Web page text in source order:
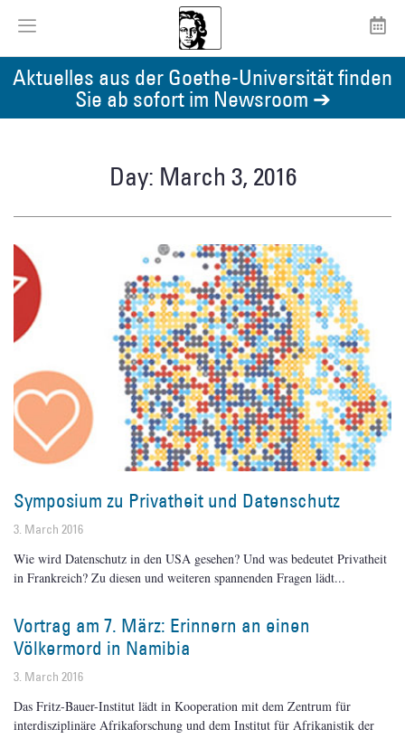
Aktuelles aus der Goethe-Universität finden
Sie ab sofort im Newsroom ➔
Day: March 3, 2016
Symposium zu Privatheit und Datenschutz
3. March 2016
Wie wird Datenschutz in den USA gesehen? Und was bedeutet Privatheit
in Frankreich? Zu diesen und weiteren spannenden Fragen lädt
Vortrag am 7. März: Erinnern an einen
Völkermord in Namibia
3. March 2016
Das Fritz-Bauer-Institut lädt in Kooperation mit dem Zentrum für
interdisziplinäre Afrikaforschung und dem Institut für Afrikanistik der